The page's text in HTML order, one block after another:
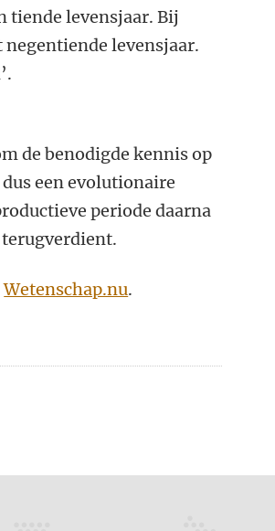
tiende levensjaar. Bij
levensjaar.
de benodigde kennis op
een evolutionaire
periode daarna
Wetenschap.nu.